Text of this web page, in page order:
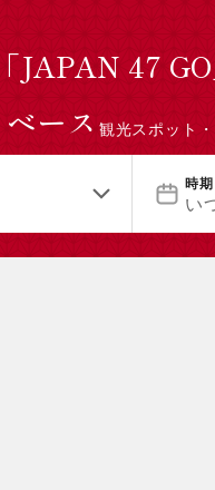
JAPAN 47
ース 観光スポット
時
い